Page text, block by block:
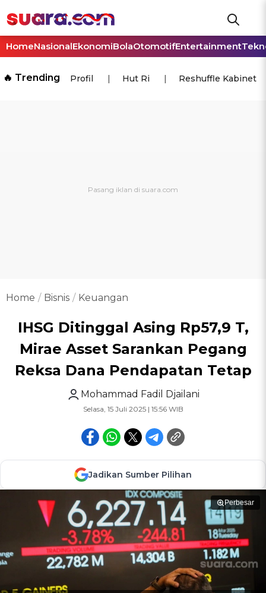
HomeNasionalEkonomiBolaOtomotifEntertainment
🔥 Trending Profil Hut Ri Reshuffle Kabinet
Home Bisnis Keuangan
IHSG Ditinggal Asing Rp57,9 T,
Mirae Asset Sarankan Pegang
Reksa Dana Pendapatan Tetap
Mohammad Fadil Djailani
Selasa, 15 Juli 2025 | 15:56 WIB
Jadikan Sumber Pilihan
Perbesar